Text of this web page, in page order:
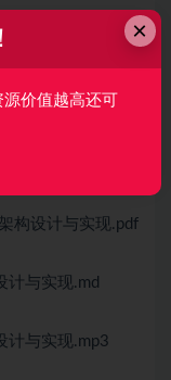
构设计与实现.pdf
构设计与实现.md
构设计与实现.pdf
计与实现.md
计与实现.mp3
×
价值越高还可